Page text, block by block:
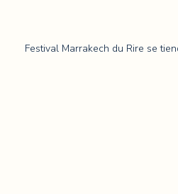
Festival Marrakech du Rire se